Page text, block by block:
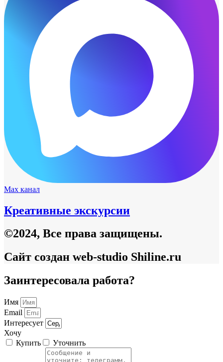
Max канал
Креативные экскурсии
©2024, Все права защищены.
Сайт создан web-studio Shiline.ru
Заинтересовала работа?
Имя
Email
Интересует
Хочу
Купить
Уточнить